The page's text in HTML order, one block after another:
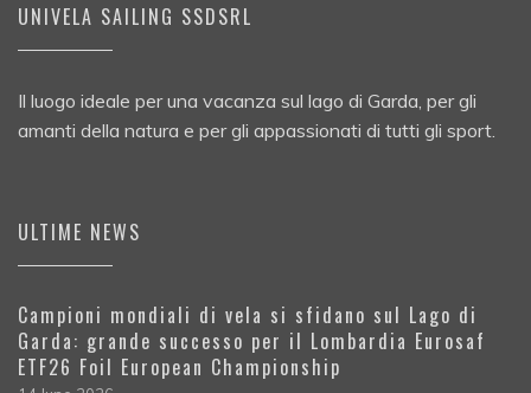
UNIVELA SAILING SSDSRL
Il luogo ideale per una vacanza sul lago di Garda, per gli
amanti della natura e per gli appassionati di tutti gli sport.
ULTIME NEWS
Campioni mondiali di vela si sfidano sul Lago di
Garda: grande successo per il Lombardia Eurosaf
ETF26 Foil European Championship